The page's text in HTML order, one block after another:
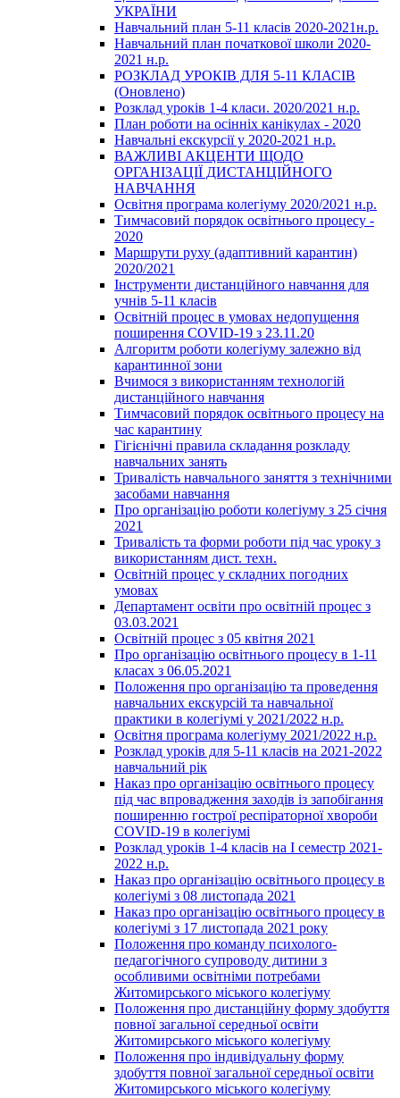
УКРАЇНИ
Навчальний план 5-11 класів 2020-2021н.р.
Навчальний план початкової школи 2020-
2021 н.р.
РОЗКЛАД УРОКІВ ДЛЯ 5-11 КЛАСІВ
(Оновлено)
Розклад уроків 1-4 класи. 2020/2021 н.р.
План роботи на осінніх канікулах - 2020
Навчальні екскурсії у 2020-2021 н.р.
ВАЖЛИВІ АКЦЕНТИ ЩОДО
ОРГАНІЗАЦІЇ ДИСТАНЦІЙНОГО
НАВЧАННЯ
Освітня програма колегіуму 2020/2021 н.р.
Тимчасовий порядок освітнього процесу -
2020
Маршрути руху (адаптивний карантин)
2020/2021
Інструменти дистанційного навчання для
учнів 5-11 класів
Освітній процес в умовах недопущення
поширення COVID-19 з 23.11.20
Алгоритм роботи колегіуму залежно від
карантинної зони
Вчимося з використанням технологій
дистанційного навчання
Тимчасовий порядок освітнього процесу на
час карантину
Гігієнічні правила складання розкладу
навчальних занять
Тривалість навчального заняття з технічними
засобами навчання
Про організацію роботи колегіуму з 25 січня
2021
Тривалість та форми роботи під час уроку з
використанням дист. техн.
Освітній процес у складних погодних
умовах
Департамент освіти про освітній процес з
03.03.2021
Освітній процес з 05 квітня 2021
Про організацію освітнього процесу в 1-11
класах з 06.05.2021
Положення про організацію та проведення
навчальних екскурсій та навчальної
практики в колегіумі у 2021/2022 н.р.
Освітня програма колегіуму 2021/2022 н.р.
Розклад уроків для 5-11 класів на 2021-2022
навчальний рік
Наказ про організацію освітнього процесу
під час впровадження заходів із запобігання
поширенню гострої респіраторної хвороби
COVID-19 в колегіумі
Розклад уроків 1-4 класів на І семестр 2021-
2022 н.р.
Наказ про організацію освітнього процесу в
колегіумі з 08 листопада 2021
Наказ про організацію освітнього процесу в
колегіумі з 17 листопада 2021 року
Положення про команду психолого-
педагогічного супроводу дитини з
особливими освітніми потребами
Житомирського міського колегіуму
Положення про дистанційну форму здобуття
повної загальної середньої освіти
Житомирського міського колегіуму
Положення про індивідуальну форму
здобуття повної загальної середньої освіти
Житомирського міського колегіуму